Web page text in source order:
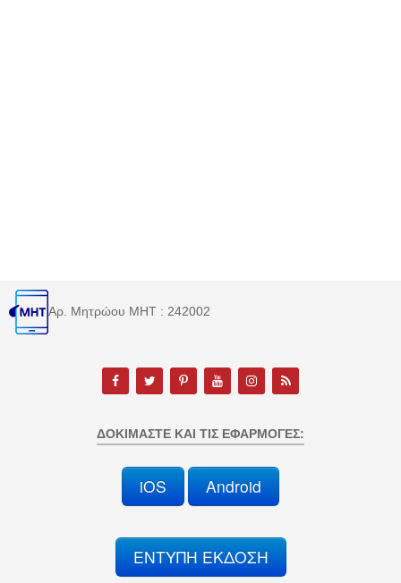
Αρ. Μητρώου MHT : 242002
ΔΟΚΙΜΆΣΤΕ ΚΑΙ ΤΙΣ ΕΦΑΡΜΟΓΈΣ:
iOS Android
ΕΝΤΥΠΗ ΕΚΔΟΣΗ